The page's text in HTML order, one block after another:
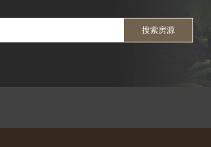
搜索房源